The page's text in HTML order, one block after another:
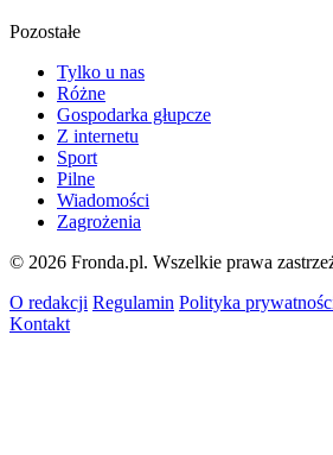
Pozostałe
Tylko u nas
Różne
Gospodarka głupcze
Z internetu
Sport
Pilne
Wiadomości
Zagrożenia
© 2026 Fronda.pl. Wszelkie prawa
O redakcji Regulamin Polityka
Kontakt